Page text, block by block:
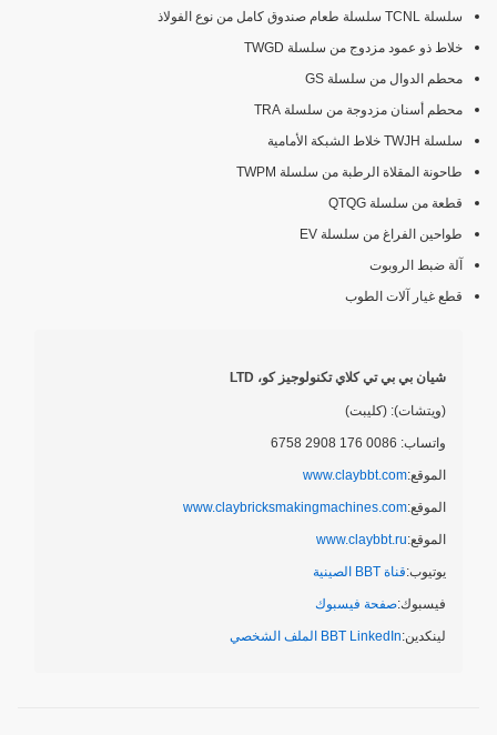
سلسلة TCNL سلسلة طعام صندوق كامل من نوع الفولاذ
خلاط ذو عمود مزدوج من سلسلة TWGD
محطم الدوال من سلسلة GS
محطم أسنان مزدوجة من سلسلة TRA
سلسلة TWJH خلاط الشبكة الأمامية
طاحونة المقلاة الرطبة من سلسلة TWPM
قطعة من سلسلة QTQG
طواحين الفراغ من سلسلة EV
آلة ضبط الروبوت
قطع غيار آلات الطوب
شيان بي بي تي كلاي تكنولوجيز كو، LTD
(ويتشات): (كليبت)
واتساب: 0086 176 2908 6758
الموقع:www.claybbt.com
الموقع:www.claybricksmakingmachines.com
الموقع:www.claybbt.ru
يوتيوب:قناة BBT الصينية
فيسبوك:صفحة فيسبوك
لينكدين:BBT LinkedIn الملف الشخصي